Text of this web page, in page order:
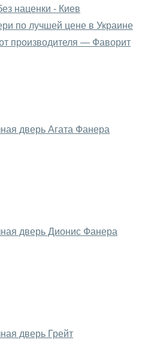
магазин?
и входных
двери?
по телефону,
чат или непосредственно
двери
от необходимых
и других факторов.
ведется
посетителя.
могут произвести
и узоров. После
наценки - Киев
по лучшей цене в Украине
производителя — Фаворит
дверь Агата Фанера
дверь Дионис Фанера
дверь Грейт